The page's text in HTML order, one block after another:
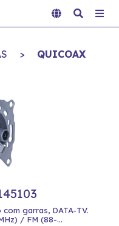
> QUICOAX
garras, DATA-TV.
/ FM (88-...